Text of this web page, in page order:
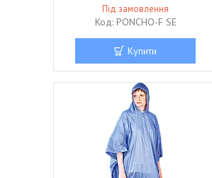
Під замовлення
PONCHO-F SE
Купити